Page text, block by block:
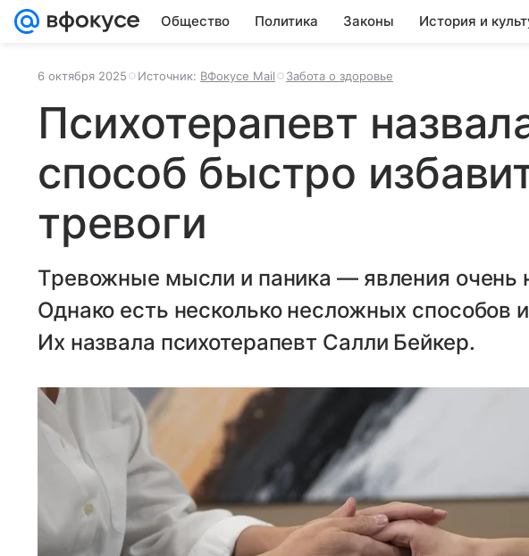
Общество Политика Законы История и
6 октября 2025 Источник: ВФокусе Mail Забота о здоровье
Психотерапевт
способ быстро
тревоги
Тревожные мысли и паника — явления очень
Однако есть несколько несложных способов
Их назвала психотерапевт Салли Бейкер.